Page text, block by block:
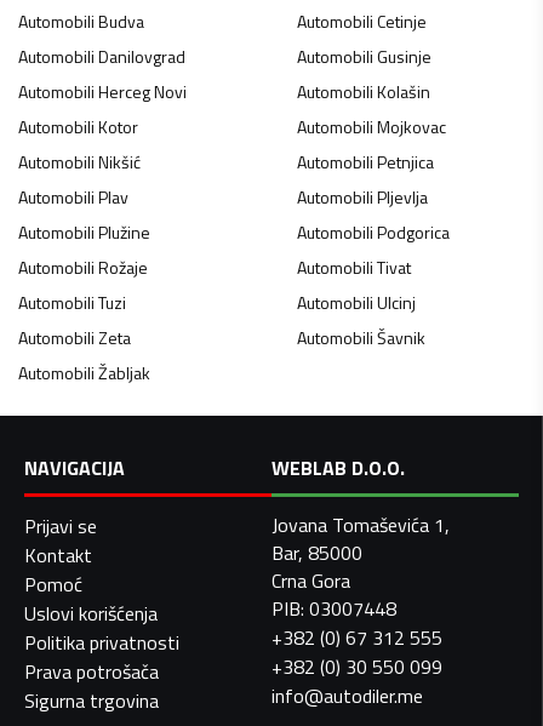
AutomobiliBudva AutomobiliCetinje
AutomobiliDanilovgrad AutomobiliGusinje
AutomobiliHerceg Novi AutomobiliKolašin
AutomobiliKotor AutomobiliMojkovac
AutomobiliNikšić AutomobiliPetnjica
AutomobiliPlav AutomobiliPljevlja
AutomobiliPlužine AutomobiliPodgorica
AutomobiliRožaje AutomobiliTivat
AutomobiliTuzi AutomobiliUlcinj
AutomobiliZeta AutomobiliŠavnik
AutomobiliŽabljak
NAVIGACIJA
Prijavi se
Kontakt
Pomoć
Uslovi korišćenja
Politika privatnosti
Prava potrošača
Sigurna trgovina
WEBLAB D.O.O.
Jovana Tomaševića 1,
Bar, 85000
Crna Gora
PIB: 03007448
+382 (0) 67 312 555
+382 (0) 30 550 099
info@autodiler.me